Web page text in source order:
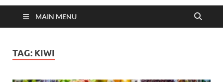
MAIN MENU
TAG: KIWI